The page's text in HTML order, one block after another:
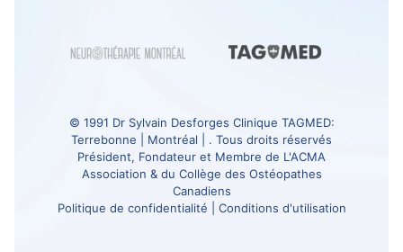
© 1991 Dr Sylvain Desforges Clinique TAGMED:
Terrebonne | Montréal | . Tous droits réservés
Président, Fondateur et Membre de L'ACMA
Association & du Collège des Ostéopathes
Canadiens
Politique de confidentialité
Conditions d'utilisation